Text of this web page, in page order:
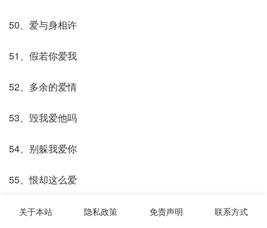
50、爱与身相许
51、假若你爱我
52、多余的爱情
53、毁我爱他吗
54、别躲我爱你
55、恨却这么爱
56、我爱你ok
关于本站 隐私政策 免责声明 联系方式